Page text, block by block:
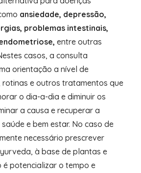
ansiedade, depressão,
problemas intestinais,
entre outras
casos, a consulta
orientação a nível de
rotinas e outros tratamentos que
o dia-a-dia e diminuir os
a causa e recuperar a
e bem estar. No caso de
necessário prescrever
à base de plantas e
potencializar o tempo e